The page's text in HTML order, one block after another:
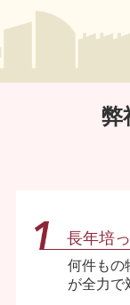
弊
長年培
何件もの
が全力で